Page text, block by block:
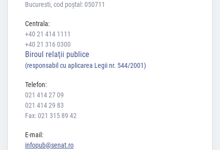
Bucuresti, cod poștal: 050711
Centrala:
+40 21 414 1111
+40 21 316 0300
Biroul relaţii publice
(responsabil cu aplicarea Legii nr. 544/2001)
Telefon:
021 414 27 09
021 414 29 83
Fax: 021 315 89 42
E-mail:
infopub@senat.ro